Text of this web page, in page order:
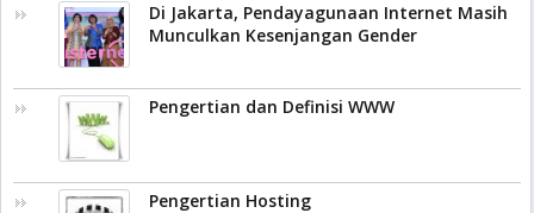
Di Jakarta, Pendayagunaan Internet Masih
Munculkan Kesenjangan Gender
Pengertian dan Definisi WWW
Pengertian Hosting